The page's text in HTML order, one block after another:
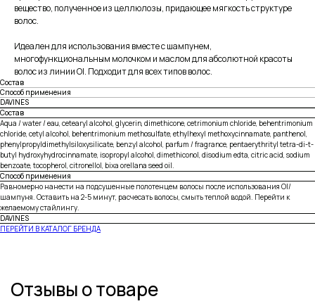
вещество, полученное из целлюлозы, придающее мягкость структуре
волос.
Идеален для использования вместе с шампунем,
многофункциональным молочком и маслом для абсолютной красоты
волос из линии OI. Подходит для всех типов волос.
Состав
Способ применения
DAVINES
Состав
Aqua / water / eau, cetearyl alcohol, glycerin, dimethicone, cetrimonium chloride, behentrimonium
chloride, cetyl alcohol, behentrimonium methosulfate, ethylhexyl methoxycinnamate, panthenol,
phenylpropyldimethylsiloxysili­cate, benzyl alcohol, parfum / fragrance, pen­taerythrityl tetra-di-t-
butyl hydroxyhydro­cinnamate, isopropyl alcohol, dimethiconol, disodium edta, citric acid, sodium
benzoate, to­copherol, citronellol, bixa orellana seed oil.
Способ применения
Равномерно нанести на подсушенные полотенцем волосы после использования OI/
шампуня. Оставить на 2-5 минут, расчесать волосы, смыть теплой водой. Перейти к
желаемому стайлингу.
DAVINES
ПЕРЕЙТИ В КАТАЛОГ БРЕНДА
Отзывы о товаре